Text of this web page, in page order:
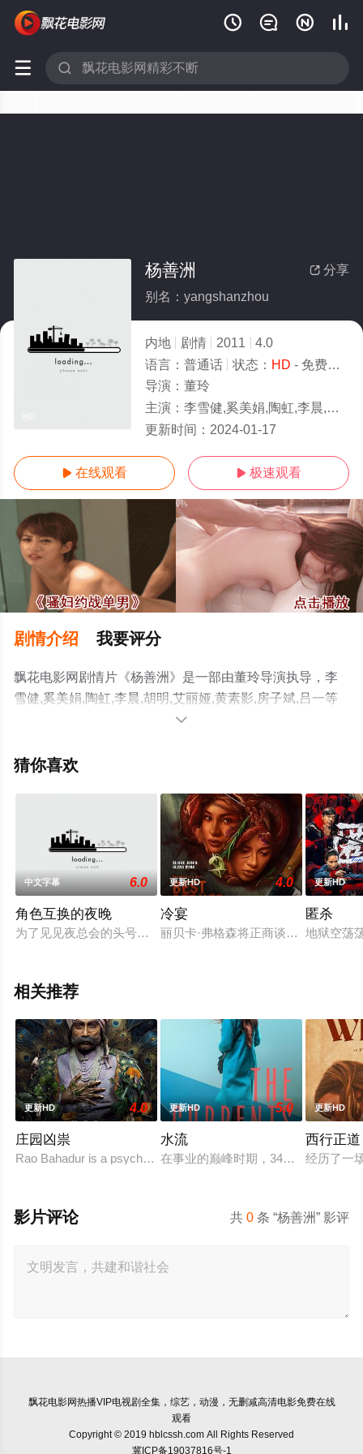
   
 
 分享
杨善洲
别名：yangshanzhou
内地 剧情 2011
4.0
语言： 普通话 状态： HD - 免费在线观看
导演： 董玲
主演： 李雪健,奚美娟,陶虹,李晨,胡明,艾丽娅,黄素影,房子斌,吕一
更新时间： 2024-01-17
 在线观看  极速观看
剧情介绍 我要评分
飘花电影网剧情片《杨善洲》是一部由董玲导演执导，李
雪健,奚美娟,陶虹,李晨,胡明,艾丽娅,黄素影,房子斌,吕一等
演员精彩演绎的内地电影，手机免费在线观看高清未删减
瓣电影、电视猫或剧情网等平台了解。

猜你喜欢
中文字幕 6.0
角色互换的夜晚
为了见见夜总会的头号女招待星宫一花，达也攒了好久的钱。
更新HD 4.0
冷宴
丽贝卡·弗格森将正商谈主演，由蒂
更新HD
匿杀
地狱空荡
相关推荐
更新HD 4.0
庄园凶祟
Rao Bahadur is a psychological drama set against the backdrop
更新HD 5.0
水流
在事业的巅峰时期，34岁的阿根廷造
更新HD
西行正道
经历了一
共0 条 “杨善洲” 影评
影片评论
飘花电影网热播VIP电视剧全集，综艺，动漫，无删减高清电影免费在线
观看
Copyright © 2019 hblcssh.com All Rights Reserved
冀ICP备19037816号-1